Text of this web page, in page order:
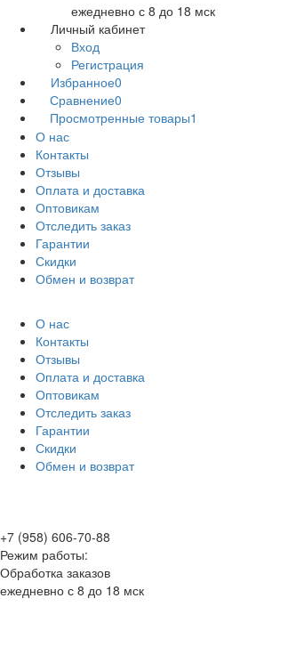
ежедневно с 8 до 18 мск
Личный кабинет
Вход
Регистрация
Избранное0
Сравнение0
Просмотренные товары1
О нас
Контакты
Отзывы
Оплата и доставка
Оптовикам
Отследить заказ
Гарантии
Скидки
Обмен и возврат
О нас
Контакты
Отзывы
Оплата и доставка
Оптовикам
Отследить заказ
Гарантии
Скидки
Обмен и возврат
+7 (958) 606-70-88
Режим работы:
Обработка заказов
ежедневно с 8 до 18 мск